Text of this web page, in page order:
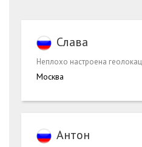
Слава
Неплохо настроена
Москва
Антон